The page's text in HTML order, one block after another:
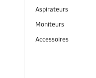
Aspirateurs
Moniteurs
Accessoires